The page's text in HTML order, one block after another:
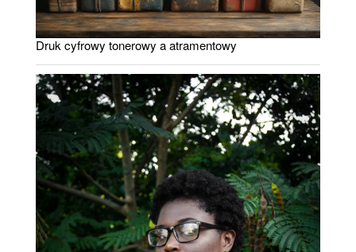
Druk cyfrowy tonerowy a atramentowy